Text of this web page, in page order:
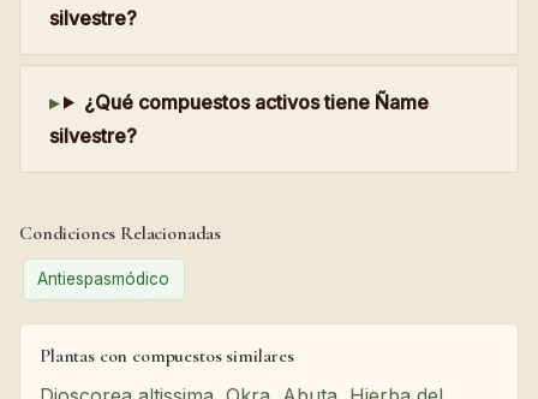
silvestre?
¿Qué compuestos activos tiene Ñame
silvestre?
Condiciones Relacionadas
Antiespasmódico
Plantas con compuestos similares